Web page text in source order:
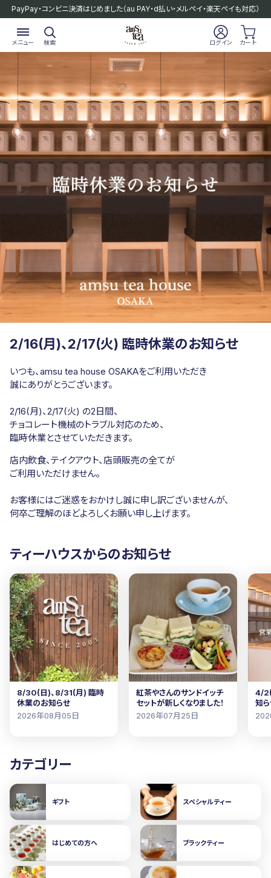
PayPay・コンビニ決済はじめました（au PAY・d払い・メルペイ・楽天ペイも対応）
メニュー 検索 ログイン カート
2/16(月)、2/17(火) 臨時休業のお知らせ
いつも、amsu tea house OSAKAをご利用いただき
誠にありがとうございます。
2/16(月)、2/17(火) の2日間、
チョコレート機械のトラブル対応のため、
臨時休業とさせていただきます。
店内飲食、テイクアウト、店頭販売の全てが
ご利用いただけません。
お客様にはご迷惑をおかけし誠に申し訳ございませんが、
何卒ご理解のほどよろしくお願い申し上げます。
ティーハウスからのお知らせ
8/30(日)、8/31(月) 臨時
休業のお知らせ
2026年08月05日
紅茶やさんのサンドイッチ
セットが新しくなりました！
2026年07月25日
4/
知
カテゴリー
ギフト スペシャルティー
はじめての方へ ブラックティー